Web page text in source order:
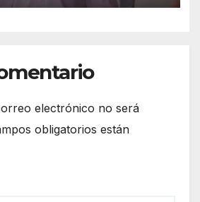
electrónico no será
obligatorios están